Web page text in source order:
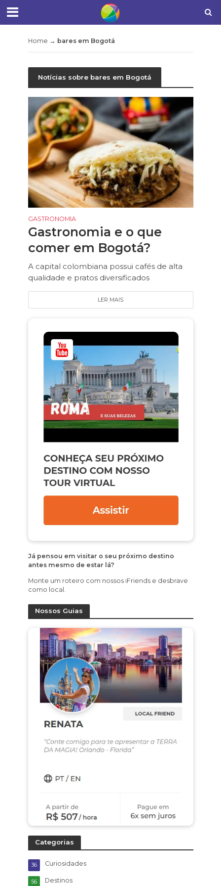
Home → bares em Bogotá
Notícias sobre bares em Bogotá
GASTRONOMIA
Gastronomia e o que
comer em Bogotá?
A capital colombiana possui cafés de alta
qualidade e pratos diversificados
LER MAIS
Já pensou em visitar o seu próximo destino
antes mesmo de estar lá?
Monte um roteiro com nossos iFriends e desbrave
como local.
Nossos Guias
Categorias
Curiosidades
36
Destinos
56